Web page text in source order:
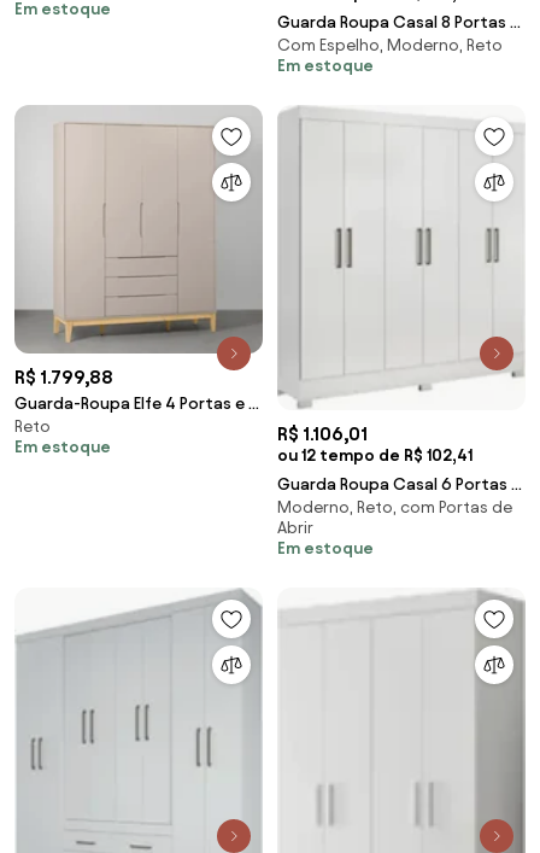
Natural – Branco Fosco
Em estoque
Guarda Roupa Casal 8 Portas 4
Gavetas 236cm Ágata Z17
Branco - Mpozena
Com Espelho, Moderno, Reto
Em estoque
R$ 1.799,88
Guarda-Roupa Elfe 4 Portas e 3
Gavetas com Pés Square
Natural – Areia Fosco
Reto
Em estoque
R$ 1.106,01
ou 12 tempo de R$ 102,41
Guarda Roupa Casal 6 Portas 3
Gavetas Pratico D02 Branco -
Mpozenato
Moderno, Reto, com Portas de
Abrir
Em estoque